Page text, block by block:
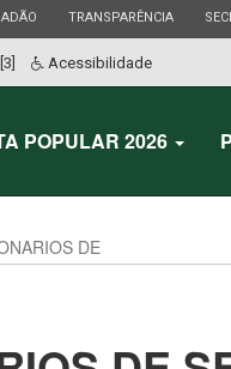
ESTADO
TRANSPARÊNCIA
Acessibilidade
POPULAR 2026
DE